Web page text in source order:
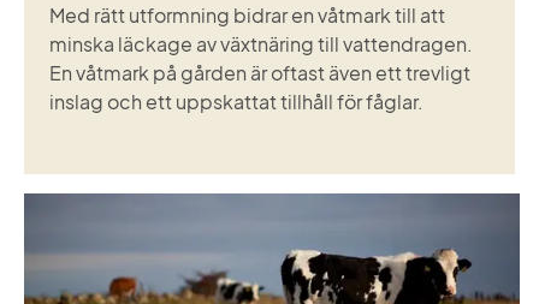
Med rätt utformning bidrar en våtmark till att
minska läckage av växtnäring till vattendragen.
En våtmark på gården är oftast även ett trevligt
inslag och ett uppskattat tillhåll för fåglar.